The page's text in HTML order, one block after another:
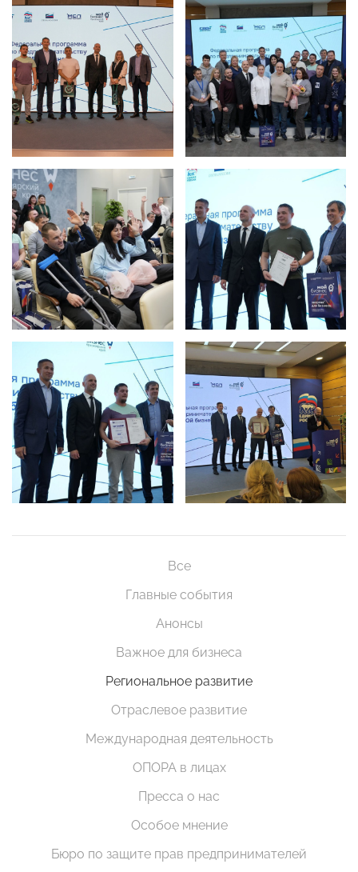
Все
Главные события
Анонсы
Важное для бизнеса
Региональное развитие
Отраслевое развитие
Международная деятельность
ОПОРА в лицах
Пресса о нас
Особое мнение
Бюро по защите прав предпринимателей